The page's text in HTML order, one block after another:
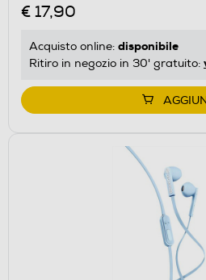
€ 17,90
Acquisto online: disponibile
Ritiro in negozio in 30' gratuito: